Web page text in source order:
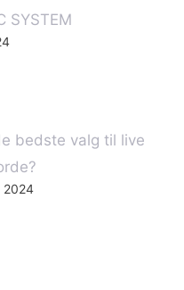
SYSTEM
bedste valg til live
2024